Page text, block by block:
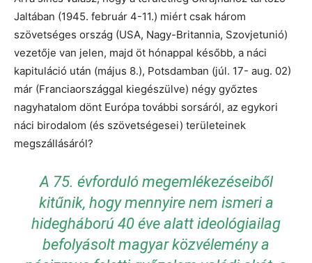
Jaltában (1945. február 4-11.) miért csak három
szövetséges ország (USA, Nagy-Britannia, Szovjetunió)
vezetője van jelen, majd öt hónappal később, a náci
kapituláció után (május 8.), Potsdamban (júl. 17- aug. 02)
már (Franciaországgal kiegészülve) négy győztes
nagyhatalom dönt Európa további sorsáról, az egykori
náci birodalom (és szövetségesei) területeinek
megszállásáról?
A 75. évforduló megemlékezéseiből
kitűnik, hogy mennyire nem ismeri a
hidegháború 40 éve alatt ideológiailag
befolyásolt magyar közvélemény a